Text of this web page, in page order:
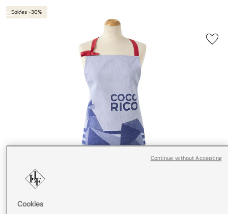
Soldes -30%
Cookies
Continue without Accepting